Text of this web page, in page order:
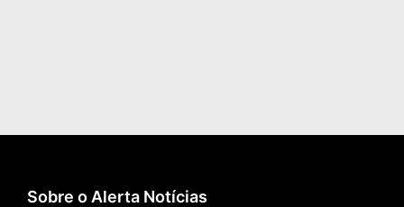
Sobre o Alerta Notícias